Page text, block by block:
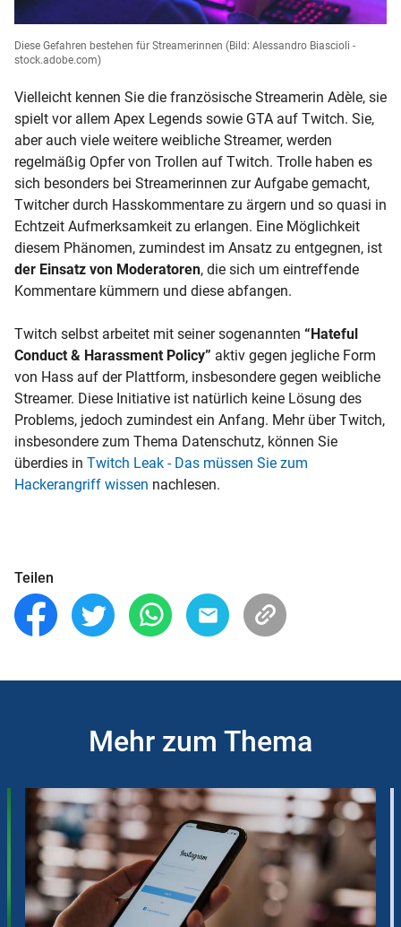
Diese Gefahren bestehen für Streamerinnen (Bild: Alessandro Biascioli -
stock.adobe.com)
Vielleicht kennen Sie die französische Streamerin Adèle, sie
spielt vor allem Apex Legends sowie GTA auf Twitch. Sie,
aber auch viele weitere weibliche Streamer, werden
regelmäßig Opfer von Trollen auf Twitch. Trolle haben es
sich besonders bei Streamerinnen zur Aufgabe gemacht,
Twitcher durch Hasskommentare zu ärgern und so quasi in
Echtzeit Aufmerksamkeit zu erlangen. Eine Möglichkeit
diesem Phänomen, zumindest im Ansatz zu entgegnen, ist
der Einsatz von Moderatoren, die sich um eintreffende
Kommentare kümmern und diese abfangen.
Twitch selbst arbeitet mit seiner sogenannten “Hateful
Conduct & Harassment Policy” aktiv gegen jegliche Form
von Hass auf der Plattform, insbesondere gegen weibliche
Streamer. Diese Initiative ist natürlich keine Lösung des
Problems, jedoch zumindest ein Anfang. Mehr über Twitch,
insbesondere zum Thema Datenschutz, können Sie
überdies in Twitch Leak - Das müssen Sie zum
Hackerangriff wissen nachlesen.
Teilen
Mehr zum Thema
Instructions